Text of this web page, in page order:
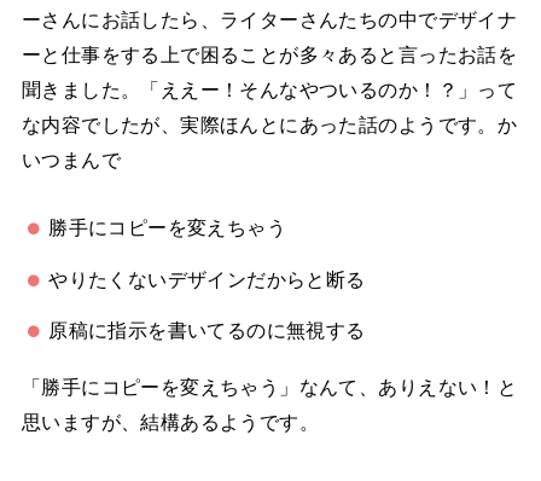
ーさんにお話したら、ライターさんたちの中でデザイナ
ーと仕事をする上で困ることが多々あると言ったお話を
聞きました。「ええー！そんなやついるのか！？」って
な内容でしたが、実際ほんとにあった話のようです。か
いつまんで
勝手にコピーを変えちゃう
やりたくないデザインだからと断る
原稿に指示を書いてるのに無視する
「勝手にコピーを変えちゃう」なんて、ありえない！と
思いますが、結構あるようです。